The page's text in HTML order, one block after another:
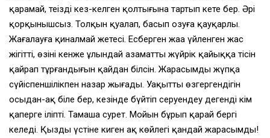
қарамай, теңіздің кез-келген қолтығына тартып кете бер. Әрі
қорқынышсыз. Толқын қуалап, басып озуға қауқарлы.
Жағалауға қиналмай жетесің. Есберген жаңа үйленген жас
жігіттің, өзінің кенже ұлындай азаматтың жүйрік қайыққа тісін
қайрап тұрғандығын қайдан білсін. Жарасымды жүпқа
сүйіспеншілікпен назар жығады. Уақыттың өзгергендігін
осыдан-ақ біле бер, кезінде бүйтіп серуендеу дегенді кім
қаперге іліпті. Тамаша сурет. Мойын бұрып қарай бергің
келеді. Қыздың үстіне киген ақ көйлегі қандай жарасымды!